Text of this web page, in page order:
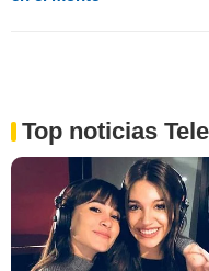
Top noticias